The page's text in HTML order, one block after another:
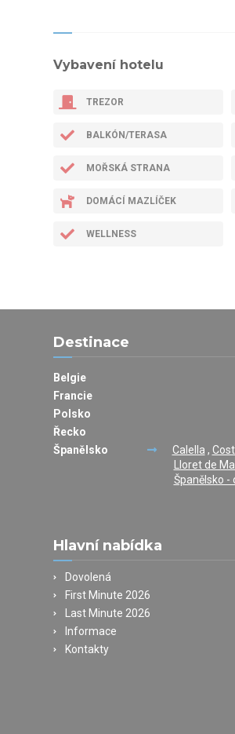
Vybavení hotelu
TREZOR
BALKÓN/TERASA
MOŘSKÁ STRANA
DOMÁCÍ MAZLÍČEK
WELLNESS
Destinace
Belgie
Francie
Polsko
Řecko
Španělsko
Calella ,
Lloret de
Španělsko -
Hlavní nabídka
Dovolená
First Minute 2026
Last Minute 2026
Informace
Kontakty